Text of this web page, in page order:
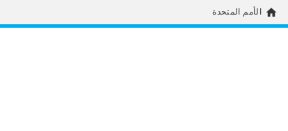
home الأمم المتحدة